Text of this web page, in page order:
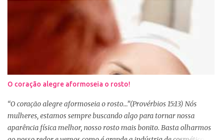
O coração alegre aformoseia o rosto!
“O coração alegre aformoseia o rosto...”(Provérbios 15:13) Nós
mulheres, estamos sempre buscando algo para tornar nossa
aparência física melhor, nosso rosto mais bonito. Basta olharmos